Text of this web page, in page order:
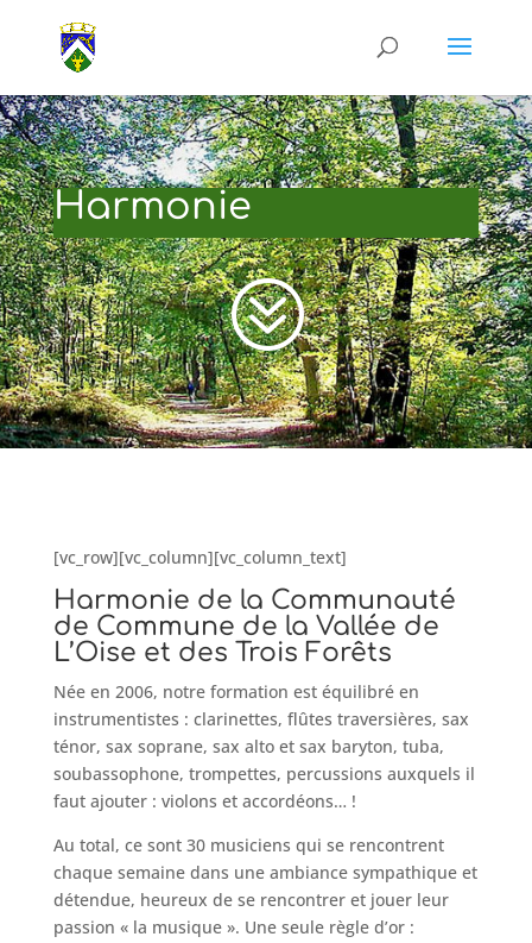
Harmonie
?
[vc_row][vc_column][vc_column_text]
Harmonie de la Communauté
de Commune de la Vallée de
L’Oise et des Trois Forêts
Née en 2006, notre formation est équilibré en
instrumentistes : clarinettes, flûtes traversières, sax
ténor, sax soprane, sax alto et sax baryton, tuba,
soubassophone, trompettes, percussions auxquels il
faut ajouter : violons et accordéons… !
Au total, ce sont 30 musiciens qui se rencontrent
chaque semaine dans une ambiance sympathique et
détendue, heureux de se rencontrer et jouer leur
passion « la musique ». Une seule règle d’or :